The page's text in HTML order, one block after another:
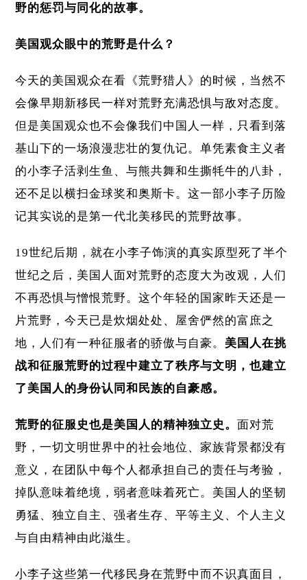
野的惩罚与同化的故事。
美国观众眼中的荒野是什么？
今天的美国观众在看《荒野猎人》的时候，当然不
会像早期新移民一样对荒野充满恐惧与敌对态度。
但是美国观众也不会像我们中国人一样，只看到落
基山下的一场浪漫悲壮的复仇记。单凭素食主义者
的小李子活剥生鱼、与熊共舞和生撕牦牛的八卦，
还不足以横扫金球奖和奥斯卡。这一部小李子历险
记其实说的是第一代北美移民的荒野故事。
19世纪后期，就在小李子饰演的真实原型死了半个
世纪之后，美国人面对荒野的态度大为改观，人们
不再恐惧与憎恨荒野。这个年轻的国家昨天还是一
片荒野，今天已是炊烟处处、屋舍俨然的富庶之
地，人们有一种征服者的骄傲与自豪。 美国人在挑
战和征服荒野的过程中建立了秩序与文明，也建立
了美国人的身份认同和民族的自豪感。
荒野的征服史也是美国人的精神独立史。面对荒
野，一切文明世界中的社会地位、家族背景都没有
意义，在团队中每个人都承担自己的责任与考验，
掉队意味着绝境，弱者意味着死亡。美国人的坚韧
勇猛、独立自主、强者生存、平等主义、个人主义
与自由精神由此滋生。
小李子这些第一代移民身在荒野中而不识真面目，